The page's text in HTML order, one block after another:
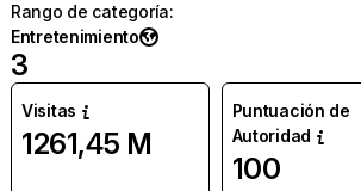
Rango de categoría:
Entretenimiento
3
Visitas
1261,45 M
Puntuación de
Autoridad
100